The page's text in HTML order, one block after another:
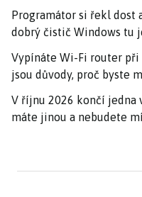
Programátor si řekl dost
dobrý čistič Windows tu
Vypínáte Wi-Fi router při
jsou důvody, proč byste
V říjnu 2026 končí jedna
máte jinou a nebudete